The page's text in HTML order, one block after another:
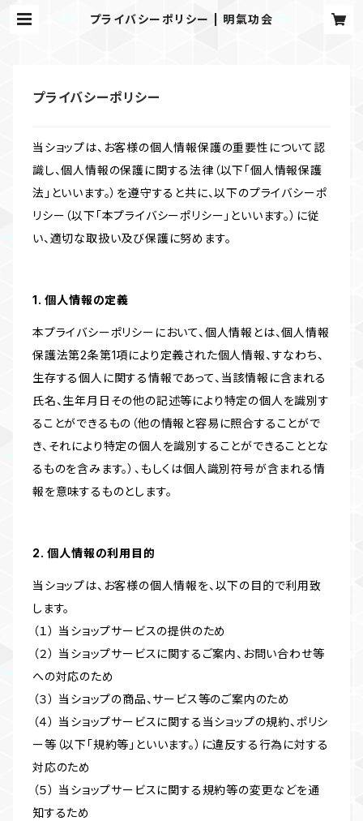
プライバシーポリシー | 明氣功会
プライバシーポリシー
当ショップは、お客様の個人情報保護の重要性について認
識し、個人情報の保護に関する法律（以下「個人情報保護
法」といいます。）を遵守すると共に、以下のプライバシーポ
リシー（以下「本プライバシーポリシー」といいます。）に従
い、適切な取扱い及び保護に努めます。
1. 個人情報の定義
本プライバシーポリシーにおいて、個人情報とは、個人情報
保護法第2条第1項により定義された個人情報、すなわち、
生存する個人に関する情報であって、当該情報に含まれる
氏名、生年月日その他の記述等により特定の個人を識別す
ることができるもの（他の情報と容易に照合することがで
き、それにより特定の個人を識別することができることとな
るものを含みます。）、もしくは個人識別符号が含まれる情
報を意味するものとします。
2. 個人情報の利用目的
当ショップは、お客様の個人情報を、以下の目的で利用致
します。
（１） 当ショップサービスの提供のため
（２） 当ショップサービスに関するご案内、お問い合わせ等
への対応のため
（３） 当ショップの商品、サービス等のご案内のため
（４） 当ショップサービスに関する当ショップの規約、ポリシ
ー等（以下「規約等」といいます。）に違反する行為に対する
対応のため
（５） 当ショップサービスに関する規約等の変更などを通
知するため